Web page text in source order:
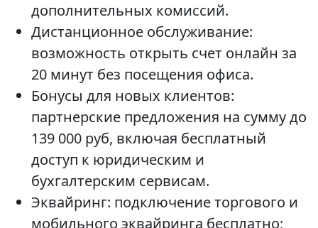
дополнительных комиссий.
Дистанционное обслуживание:
возможность открыть счет онлайн за
20 минут без посещения офиса.
Бонусы для новых клиентов:
партнерские предложения на сумму до
139 000 руб, включая бесплатный
доступ к юридическим и
бухгалтерским сервисам.
Эквайринг: подключение торгового и
мобильного эквайринга бесплатно;